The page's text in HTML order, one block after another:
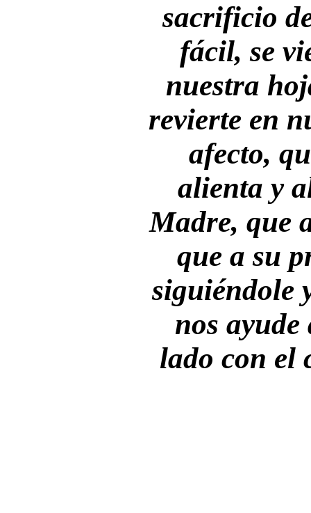
sacrificio
fácil, se
nuestra
revierte en
afecto,
alienta y
Madre, que
que a su
siguiéndole
nos ayude
lado con el